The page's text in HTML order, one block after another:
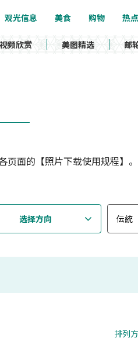
观光信息 美食 购物 热
视频欣赏 美图精选 邮
面的【照片下载使用规程】。
选择方向
排列